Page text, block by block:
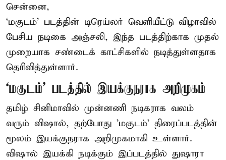
சென்னை,
‘மகுடம்’ படத்தின் டிரெய்லர் வெளியீட்டு விழாவில்
பேசிய நடிகை அஞ்சலி, இந்த படத்திற்காக முதல்
முறையாக சண்டைக் காட்சிகளில் நடித்துள்ளதாக
தெரிவித்துள்ளார்.
‘மகுடம்’ படத்தில் இயக்குநராக அறிமுகம்
தமிழ் சினிமாவில் முன்னணி நடிகராக வலம்
வரும் விஷால், தற்போது 'மகுடம்' திரைப்படத்தின்
மூலம் இயக்குநராக அறிமுகமாகி உள்ளார்.
விஷால் இயக்கி நடிக்கும் இப்படத்தில் துஷாரா